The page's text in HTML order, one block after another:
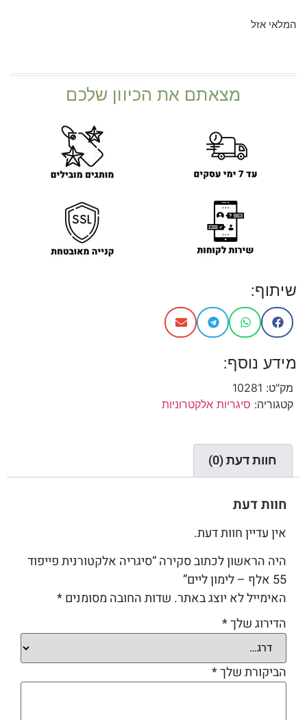
המלאי אזל
מצאתם את הכיוון שלכם
שיתוף:
מידע נוסף:
מק"ט: 10281
קטגוריה: סיגריות אלקטרוניות
חוות דעת (0)
חוות דעת
אין עדיין חוות דעת.
היה הראשון לכתוב סקירה “סיגריה אלקטורנית פייפוד
55 אלף – לימון ליים”
האימייל לא יוצג באתר. שדות החובה מסומנים*
הדירוג שלך*
הביקורת שלך*